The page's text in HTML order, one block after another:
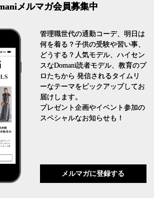
メルマガ会員募集中
管理職世代の通勤コーデ、明日は
何を着る？子供の受験や習い事、
どうする？人気モデル、ハイセン
スなDomani読者モデル、教育のプ
ロたちから 発信されるタイムリ
ーなテーマをピックアップしてお
届けします。
プレゼント企画やイベント参加の
スペシャルなお知らせも！
メルマガに登録する